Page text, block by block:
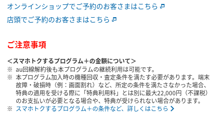
オンラインショップでご予約のお客さまはこちら
店頭でご予約のお客さまはこちら
ご注意事項
＜スマホトクするプログラム＋の金額について＞
au回線解約後も本プログラムの継続利用は可能です。
本プログラム加入時の機種回収・査定条件を満たす必要があります。端末
故障・破損時（例：画面割れ）など、所定の条件を満たさなかった場合、
特典の適用を受ける際に「特典利用料」とは別に最大22,000円（不課税）
のお支払いが必要となる場合や、特典が受けられない場合があります。
スマホトクするプログラム＋の条件など、詳しくはこちら